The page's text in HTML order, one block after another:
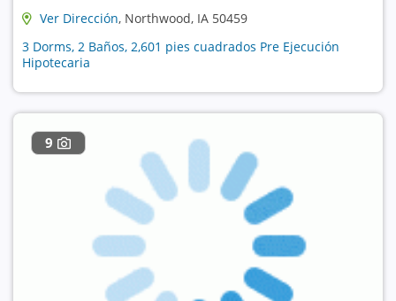
Ver Dirección, Northwood, IA 50459
3 Dorms, 2 Baños, 2,601 pies cuadrados Pre Ejecución
Hipotecaria
9